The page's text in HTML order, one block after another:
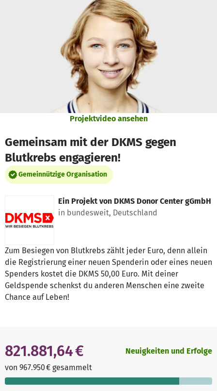
Zum Hauptinhalt springen
Erklärung zur Barrierefreiheit anzeigen
Projektvideo ansehen
Gemeinsam mit der DKMS gegen
Blutkrebs engagieren!
Gemeinnützige Organisation
Ein Projekt von DKMS Donor Center gGmbH
in bundesweit, Deutschland
Zum Besiegen von Blutkrebs zählt jeder Euro, denn allein
die Registrierung einer neuen Spenderin oder eines neuen
Spenders kostet die DKMS 50,00 Euro. Mit deiner
Geldspende schenkst du anderen Menschen eine zweite
Chance auf Leben!
821.881,64 €
von 967.950 € gesammelt
Neuigkeiten und Erfolge